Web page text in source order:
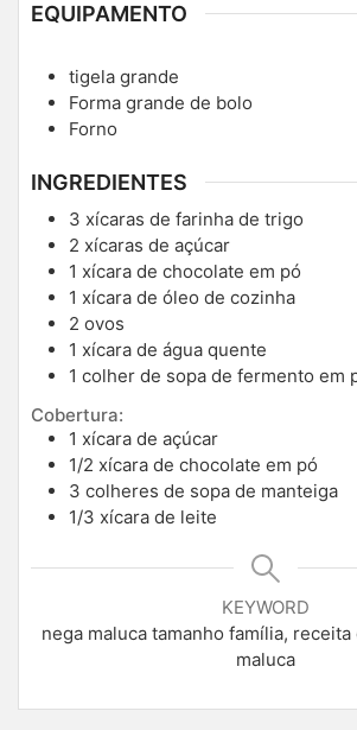
EQUIPAMENTO
tigela grande
Forma grande de bolo
Forno
INGREDIENTES
3 xícaras de farinha de trigo
2 xícaras de açúcar
1 xícara de chocolate em pó
1 xícara de óleo de cozinha
2 ovos
1 xícara de água quente
1 colher de sopa de fermento em
Cobertura:
1 xícara de açúcar
1/2 xícara de chocolate em pó
3 colheres de sopa de manteiga
1/3 xícara de leite
KEYWORD
nega maluca tamanho família,
maluca